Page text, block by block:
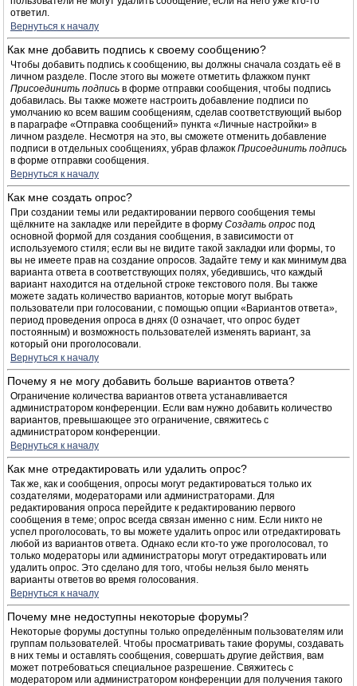
ответил.
Вернуться к началу
Как мне добавить подпись к своему сообщению?
Чтобы добавить подпись к сообщению, вы должны сначала создать её в
личном разделе. После этого вы можете отметить флажком пункт
Присоединить подпись в форме отправки сообщения, чтобы подпись
добавилась. Вы также можете настроить добавление подписи по
умолчанию ко всем вашим сообщениям, сделав соответствующий выбор
в параграфе «Отправка сообщений» пункта «Личные настройки» в
личном разделе. Несмотря на это, вы сможете отменить добавление
подписи в отдельных сообщениях, убрав флажок Присоединить подпись
в форме отправки сообщения.
Вернуться к началу
Как мне создать опрос?
При создании темы или редактировании первого сообщения темы
щёлкните на закладке или перейдите в форму Создать опрос под
основной формой для создания сообщения, в зависимости от
используемого стиля; если вы не видите такой закладки или формы, то
вы не имеете прав на создание опросов. Задайте тему и как минимум два
варианта ответа в соответствующих полях, убедившись, что каждый
вариант находится на отдельной строке текстового поля. Вы также
можете задать количество вариантов, которые могут выбрать
пользователи при голосовании, с помощью опции «Вариантов ответа»,
период проведения опроса в днях (0 означает, что опрос будет
постоянным) и возможность пользователей изменять вариант, за
который они проголосовали.
Вернуться к началу
Почему я не могу добавить больше вариантов ответа?
Ограничение количества вариантов ответа устанавливается
администратором конференции. Если вам нужно добавить количество
вариантов, превышающее это ограничение, свяжитесь с
администратором конференции.
Вернуться к началу
Как мне отредактировать или удалить опрос?
Так же, как и сообщения, опросы могут редактироваться только их
создателями, модераторами или администраторами. Для
редактирования опроса перейдите к редактированию первого
сообщения в теме; опрос всегда связан именно с ним. Если никто не
успел проголосовать, то вы можете удалить опрос или отредактировать
любой из вариантов ответа. Однако если кто-то уже проголосовал, то
только модераторы или администраторы могут отредактировать или
удалить опрос. Это сделано для того, чтобы нельзя было менять
варианты ответов во время голосования.
Вернуться к началу
Почему мне недоступны некоторые форумы?
Некоторые форумы доступны только определённым пользователям или
группам пользователей. Чтобы просматривать такие форумы, создавать
в них темы и оставлять сообщения, совершать другие действия, вам
может потребоваться специальное разрешение. Свяжитесь с
модератором или администратором конференции для получения такого